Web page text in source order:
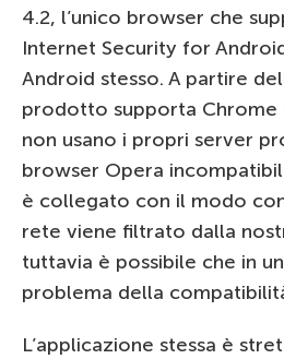
4.2, l’unico browser che
Internet Security for
Android stesso. A partire
prodotto supporta Chrome
non usano i propri server
browser Opera
è collegato con il modo
rete viene filtrato dalla
tuttavia è possibile che in
problema della
L’applicazione stessa è